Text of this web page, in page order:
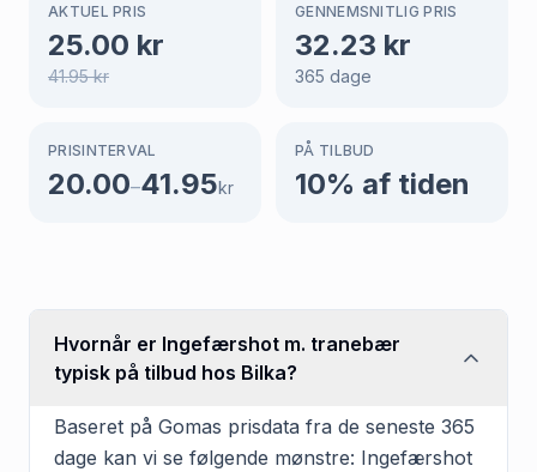
AKTUEL PRIS
25.00 kr
41.95kr
GENNEMSNITLIG PRIS
32.23 kr
365 dage
PRISINTERVAL
20.00–41.95kr
PÅ TILBUD
10% af tiden
Hvornår er Ingefærshot m. tranebær
typisk på tilbud hos Bilka?
Baseret på Gomas prisdata fra de seneste 365
dage kan vi se følgende mønstre: Ingefærshot